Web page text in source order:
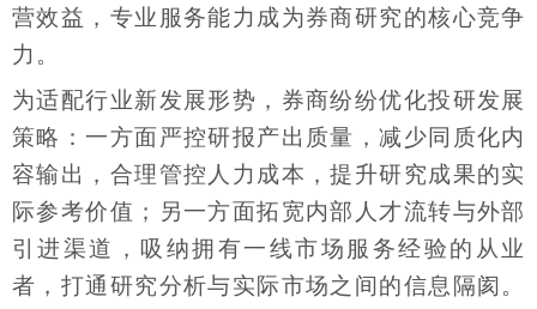
营效益，专业服务能力成为券商研究的核心竞争
力。
为适配行业新发展形势，券商纷纷优化投研发展
策略：一方面严控研报产出质量，减少同质化内
容输出，合理管控人力成本，提升研究成果的实
际参考价值；另一方面拓宽内部人才流转与外部
引进渠道，吸纳拥有一线市场服务经验的从业
者，打通研究分析与实际市场之间的信息隔阂。